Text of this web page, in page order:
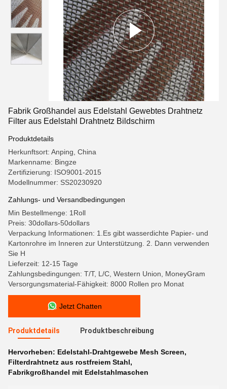
Fabrik Großhandel aus Edelstahl Gewebtes Drahtnetz
Filter aus Edelstahl Drahtnetz Bildschirm
Produktdetails
Herkunftsort: Anping, China
Markenname: Bingze
Zertifizierung: ISO9001-2015
Modellnummer: SS20230920
Zahlungs- und Versandbedingungen
Min Bestellmenge: 1Roll
Preis: 30dollars-50dollars
Verpackung Informationen: 1.Es gibt wasserdichte Papier- und
Kartonrohre im Inneren zur Unterstützung. 2. Dann verwenden
Sie H
Lieferzeit: 12-15 Tage
Zahlungsbedingungen: T/T, L/C, Western Union, MoneyGram
Versorgungsmaterial-Fähigkeit: 8000 Rollen pro Monat
Jetzt Chatten
Produktdetails Produktbeschreibung
Hervorheben: Edelstahl-Drahtgewebe Mesh Screen,
Filterdrahtnetz aus rostfreiem Stahl,
Fabrikgroßhandel mit Edelstahlmaschen